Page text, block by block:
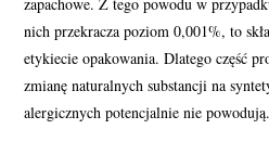
nich przekracza poziom 0,001%, to
etykiecie opakowania. Dlatego część
zmianę naturalnych substancji na
alergicznych potencjalnie nie powodują.